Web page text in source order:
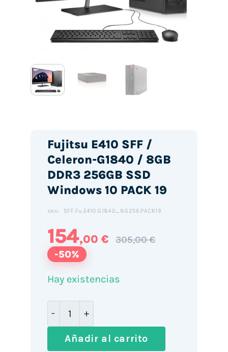
Fujitsu E410 SFF /
Celeron-G1840 / 8GB
DDR3 256GB SSD
Windows 10 PACK 19
SKU: SFF.Fu.E410.G1840_8G256.PACK19
154,00 € 305,00 €
-50%
Hay existencias
Añadir al carrito